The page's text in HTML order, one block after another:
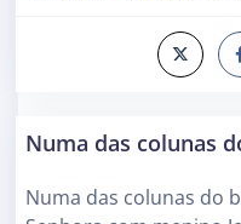
Numa das colunas
Numa das colunas do